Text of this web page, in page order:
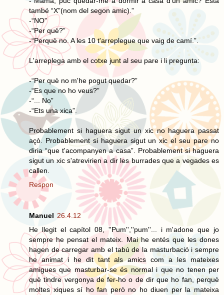
també “X”(nom del segon amic).”
-“NO”
-“Per què?”
-“Perquè no. A les 10 t'arreplegue que vaig de camí.”.
L'arreplega amb el cotxe junt al seu pare i li pregunta:
-“Per què no m'he pogut quedar?”
-“Es que no ho veus?”
-“... No”
-“Ets una xica”.
Probablement si haguera sigut un xic no haguera passat
açò. Probablement si haguera sigut un xic el seu pare no
diria “que t'acompanyen a casa”. Probablement si haguera
sigut un xic s'atrevirien a dir les burrades que a vegades es
callen.
Respon
Manuel 26.4.12
He llegit el capítol 08, ''Pum'',''pum''... i m'adone que jo
sempre he pensat el mateix. Mai he entés que les dones
hagen de carregar amb el tabú de la masturbació i sempre
he animat i he dit tant als amics com a les mateixes
amigues que masturbar-se és normal i que no tenen per
què tindre vergonya de fer-ho o de dir que ho fan, perquè
moltes xiques sí ho fan però no ho diuen per la mateixa